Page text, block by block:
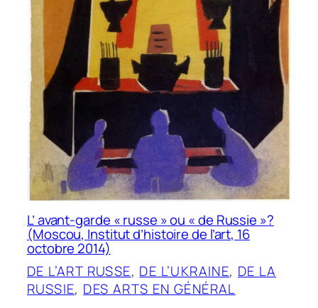
L’ avant-garde « russe » ou « de Russie »?
(Moscou, Institut d’histoire de l’art, 16
octobre 2014)
DE L’ART RUSSE, DE L’UKRAINE, DE LA
RUSSIE, DES ARTS EN GÉNÉRAL